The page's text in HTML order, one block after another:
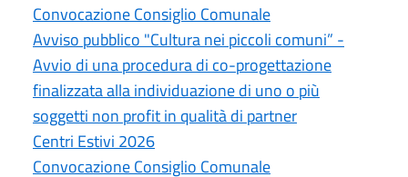
Convocazione Consiglio Comunale
Avviso pubblico "Cultura nei piccoli comuni” -
Avvio di una procedura di co-progettazione
finalizzata alla individuazione di uno o più
soggetti non profit in qualità di partner
Centri Estivi 2026
Convocazione Consiglio Comunale